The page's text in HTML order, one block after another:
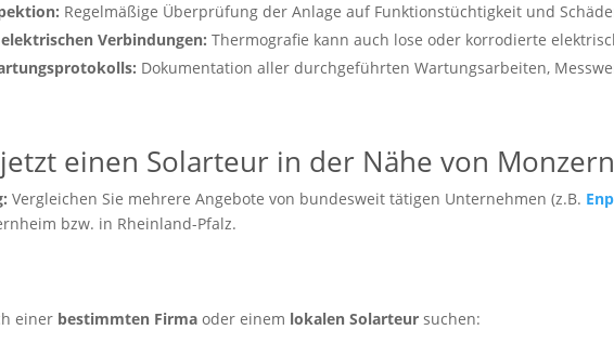
Regelmäßige Überprüfung der Anlage auf Funktionstüchtigkeit und
Verbindungen: Thermografie kann auch lose oder korrodierte
Dokumentation aller durchgeführten Wartungsarbeiten,
einen Solarteur in der Nähe von
Vergleichen Sie mehrere Angebote von bundesweit tätigen Unternehmen (z.B.
bzw. in Rheinland-Pfalz.
einer bestimmten Firma oder einem lokalen Solarteur suchen: